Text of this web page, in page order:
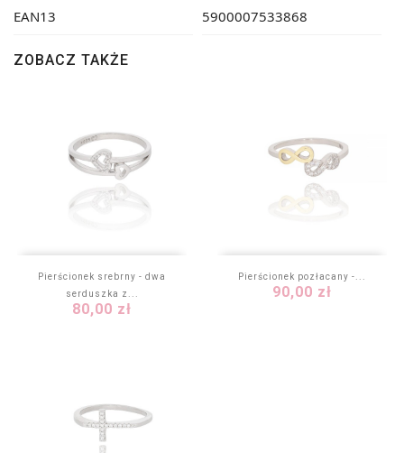
EAN13 5900007533868
ZOBACZ TAKŻE
Pierścionek srebrny - dwa
serduszka z...
Cena
80,00 zł
Pierścionek pozłacany -...
Cena
90,00 zł